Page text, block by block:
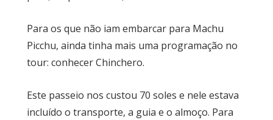
Para os que não iam embarcar para Machu
Picchu, ainda tinha mais uma programação no
tour: conhecer Chinchero.
Este passeio nos custou 70 soles e nele estava
incluído o transporte, a guia e o almoço. Para